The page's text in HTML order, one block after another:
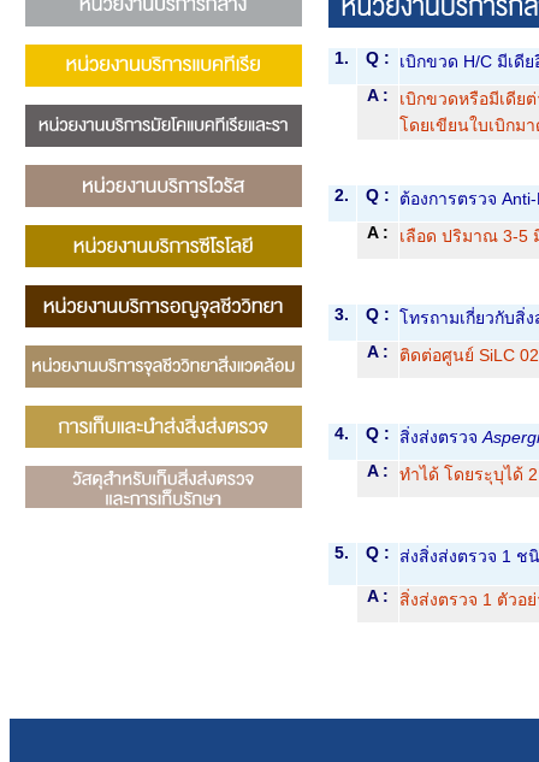
1. Q :
เบิกขวด H/C มีเดี
A :
เบิกขวดหรือมีเดีย
โดยเขียนใบเบิกม
2. Q :
ต้องการตรวจ
A :
เลือด ปริมาณ 3-5
3. Q : โทรถามเกี่ยวกับสิ่
A :
ติดต่อศูนย์ SiLC
4. Q : สิ่งส่งตรวจ
A :
ทำได้ โดยระุบุได้
5. Q : ส่งสิ่งส่งตรวจ 1 ช
A : สิ่งส่งตรวจ 1 ตัวอ